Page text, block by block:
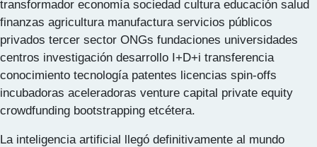
transformador economía sociedad cultura educación salud
finanzas agricultura manufactura servicios públicos
privados tercer sector ONGs fundaciones universidades
centros investigación desarrollo I+D+i transferencia
conocimiento tecnología patentes licencias spin-offs
incubadoras aceleradoras venture capital private equity
crowdfunding bootstrapping etcétera.
La inteligencia artificial llegó definitivamente al mundo